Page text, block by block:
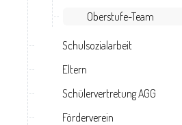
Oberstufe-Team
Schulsozialarbeit
Eltern
Schülervertretung AGG
Förderverein